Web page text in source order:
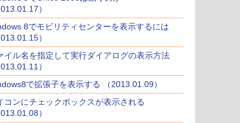
）
8でモビリティセンターを表示するには
）
イル名を指定して実行ダイアログの表示方法
）
で拡張子を表示する （2013.01.09）
コンにチェックボックスが表示される
）